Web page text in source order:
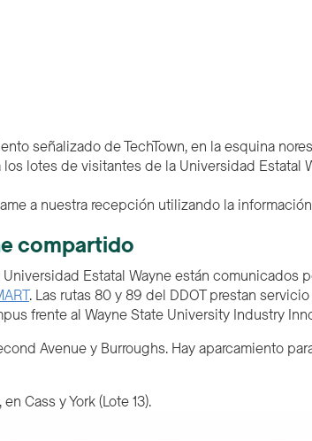
señalizado de TechTown, en la esquina
lotes de visitantes de la Universidad Estatal
a nuestra recepción utilizando la
compartido
Estatal Wayne están comunicados
. Las rutas 80 y 89 del DDOT prestan
frente al Wayne State University Industry
Avenue y Burroughs. Hay aparcamiento
Cass y York (Lote 13).